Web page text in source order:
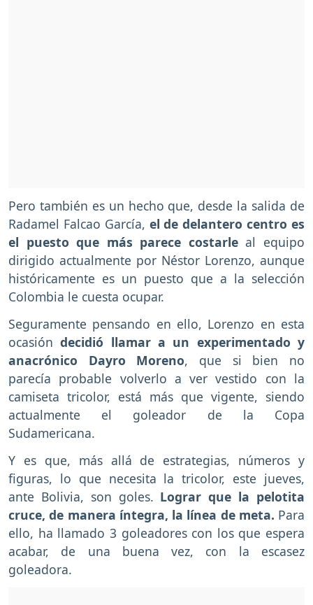
Pero también es un hecho que, desde la salida de
Radamel Falcao García, el de delantero centro es
el puesto que más parece costarleal equipo
dirigido actualmente por Néstor Lorenzo, aunque
históricamente es un puesto que a la selección
Colombia le cuesta ocupar.
Seguramente pensando en ello, Lorenzo en esta
ocasióndecidió llamar a un experimentado y
anacrónico Dayro Moreno, que si bien no
parecía probable volverlo a ver vestido con la
camiseta tricolor, está más que vigente, siendo
actualmente el goleador de la Copa
Sudamericana.
Y es que, más allá de estrategias, números y
figuras, lo que necesita la tricolor, este jueves,
ante Bolivia, son goles. Lograr que la pelotita
cruce, de manera íntegra, la línea de meta. Para
ello, ha llamado 3 goleadores con los que espera
acabar, de una buena vez, con la escasez
goleadora.